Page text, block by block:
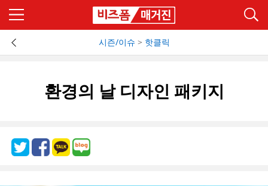
시즌/이슈 > 핫클릭
환경의 날 디자인 패키지